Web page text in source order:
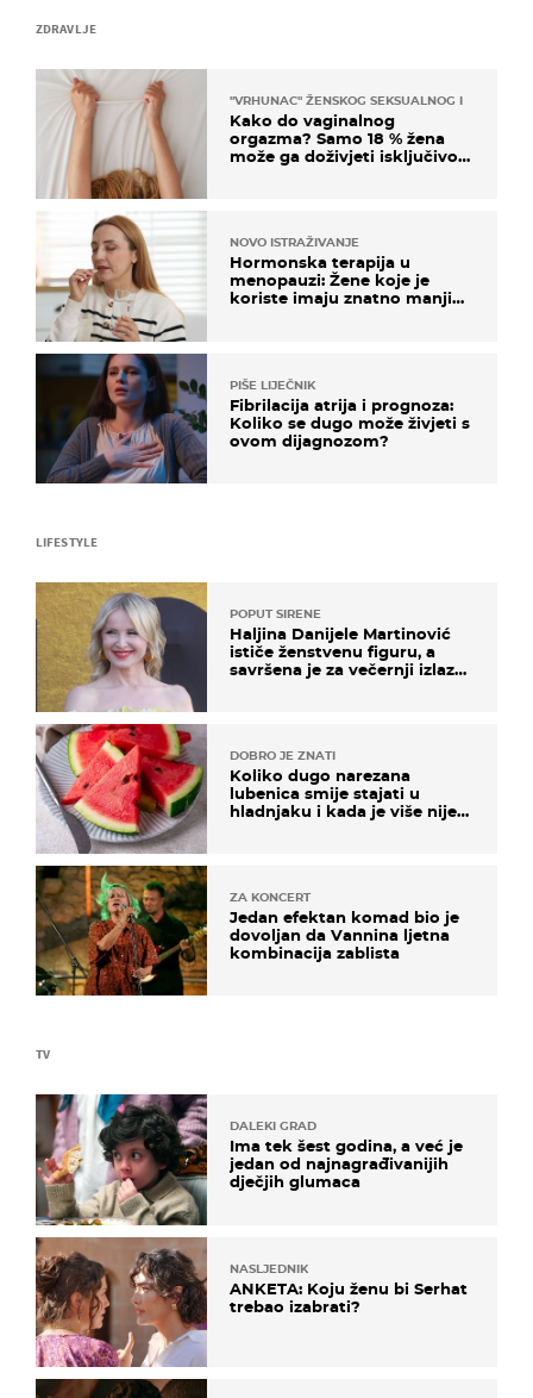
ZDRAVLJE
"VRHUNAC" ŽENSKOG SEKSUALNOG ISKUSTVA
Kako do vaginalnog
orgazma? Samo 18 % žena
može ga doživjeti isključivo
NOVO ISTRAŽIVANJE
Hormonska terapija u
menopauzi: Žene koje je
koriste imaju znatno manji
PIŠE LIJEČNIK
Fibrilacija atrija i prognoza:
Koliko se dugo može živjeti s
ovom dijagnozom?
TV
DALEKI GRAD
Ima tek šest godina, a već je
jedan od najnagrađivanijih
dječjih glumaca
NASLJEDNIK
ANKETA: Koju ženu bi Serhat
trebao izabrati?
LIFESTYLE
POPUT SIRENE
Haljina Danijele Martinović
ističe ženstvenu figuru, a
savršena je za večernji izlazak
DOBRO JE ZNATI
Koliko dugo narezana
lubenica smije stajati u
hladnjaku i kada je više nije
ZA KONCERT
Jedan efektan komad bio je
dovoljan da Vannina ljetna
kombinacija zablista